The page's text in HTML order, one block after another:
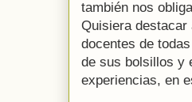
también nos
Quisiera destacar
docentes de
de sus bolsillos y
experiencias, en